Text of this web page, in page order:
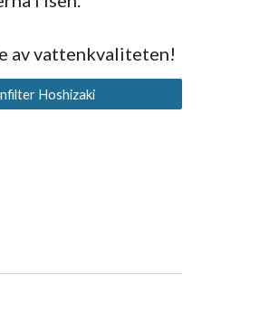
av vattenkvaliteten!
Hoshizaki